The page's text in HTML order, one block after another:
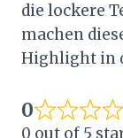
die lockere
machen
Highlight in
0
0 out of 5